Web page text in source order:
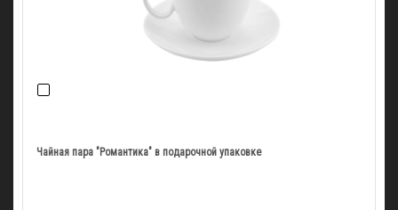
Чайная пара "Романтика" в подарочной упаковке